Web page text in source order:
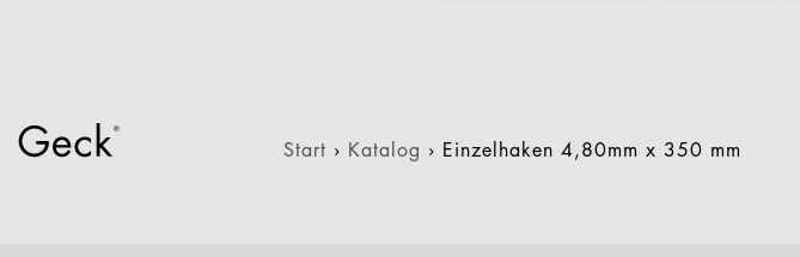
Start › Katalog › Einzelhaken 4,80mm x 350 mm